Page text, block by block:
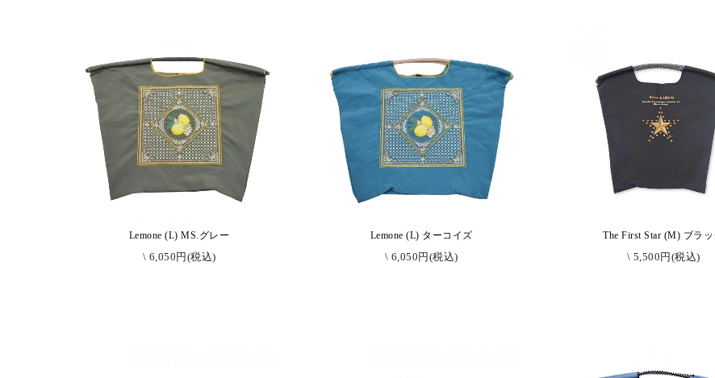
Lemone (L) MS.グレー
\ 6,050円(税込)
Lemone (L) ターコイズ
\ 6,050円(税込)
The First Star (M) ブラッ
\ 5,500円(税込)